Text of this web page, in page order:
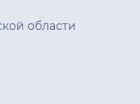
области